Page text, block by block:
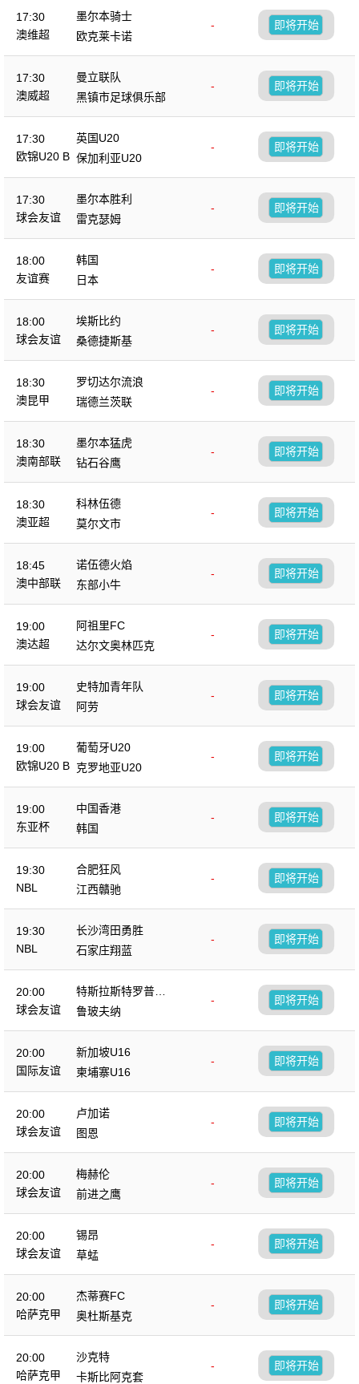
17:30
澳维超
墨尔本骑士
-
欧克莱卡诺
即将开始
17:30
澳威超
曼立联队
-
黑镇市足球俱乐部
即将开始
17:30
欧锦U20 B
英国U20
-
保加利亚U20
即将开始
17:30
球会友谊
墨尔本胜利
-
雷克瑟姆
即将开始
18:00
友谊赛
韩国
-
日本
即将开始
18:00
球会友谊
埃斯比约
-
桑德捷斯基
即将开始
18:30
澳昆甲
罗切达尔流浪
-
瑞德兰茨联
即将开始
18:30
澳南部联
墨尔本猛虎
-
钻石谷鹰
即将开始
18:30
澳亚超
科林伍德
-
莫尔文市
即将开始
18:45
澳中部联
诺伍德火焰
-
东部小牛
即将开始
19:00
澳达超
阿祖里FC
-
达尔文奥林匹克
即将开始
19:00
球会友谊
史特加青年队
-
阿劳
即将开始
19:00
欧锦U20 B
葡萄牙U20
-
克罗地亚U20
即将开始
19:00
东亚杯
中国香港
-
韩国
即将开始
19:30
NBL
合肥狂风
-
江西贛驰
即将开始
19:30
NBL
长沙湾田勇胜
-
石家庄翔蓝
即将开始
20:00
球会友谊
特斯拉斯特罗普科
夫
-
鲁玻夫纳
即将开始
20:00
国际友谊
新加坡U16
-
柬埔寨U16
即将开始
20:00
球会友谊
卢加诺
-
图恩
即将开始
20:00
球会友谊
梅赫伦
-
前进之鹰
即将开始
20:00
球会友谊
锡昂
-
草蜢
即将开始
20:00
哈萨克甲
杰蒂赛FC
-
奥杜斯基克
即将开始
20:00
哈萨克甲
沙克特
-
卡斯比阿克套
即将开始